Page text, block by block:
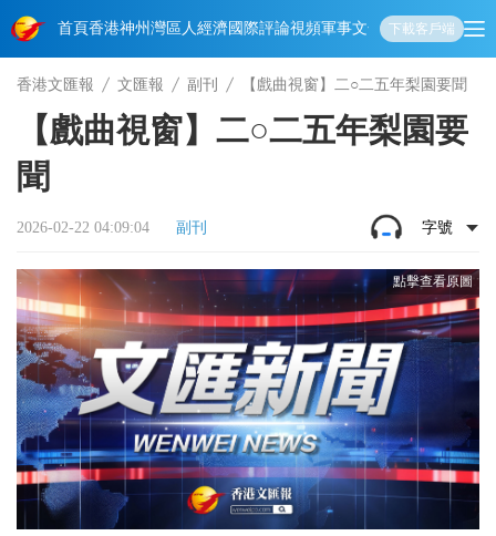
首頁香港神州 灣區人經濟國際評論視頻軍事文化 娛樂生活教育體
下載客戶端
香港文匯報 文匯報 副刊 【戲曲視窗】二○二五年梨園要聞
【戲曲視窗】二○二五年梨園要
聞
2026-02-22 04:09:04 副刊 字號